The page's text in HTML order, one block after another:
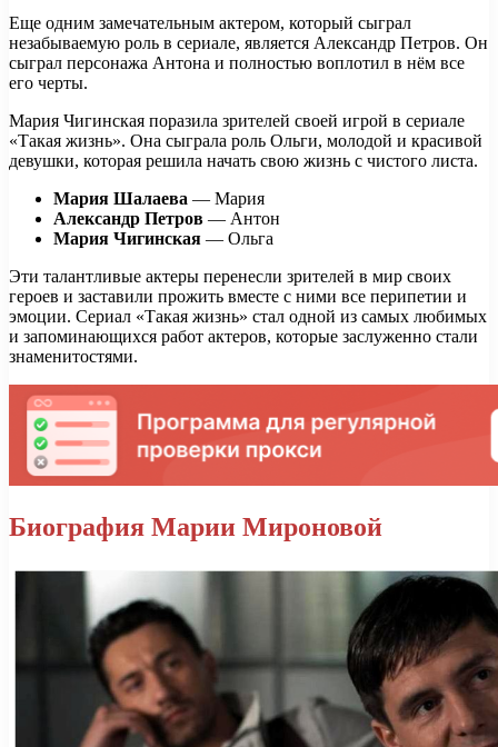
Еще одним замечательным актером, который сыграл
незабываемую роль в сериале, является Александр Петров. Он
сыграл персонажа Антона и полностью воплотил в нём все
его черты.
Мария Чигинская поразила зрителей своей игрой в сериале
«Такая жизнь». Она сыграла роль Ольги, молодой и красивой
девушки, которая решила начать свою жизнь с чистого листа.
Мария Шалаева — Мария
Александр Петров — Антон
Мария Чигинская — Ольга
Эти талантливые актеры перенесли зрителей в мир своих
героев и заставили прожить вместе с ними все перипетии и
эмоции. Сериал «Такая жизнь» стал одной из самых любимых
и запоминающихся работ актеров, которые заслуженно стали
знаменитостями.
Биография Марии Мироновой